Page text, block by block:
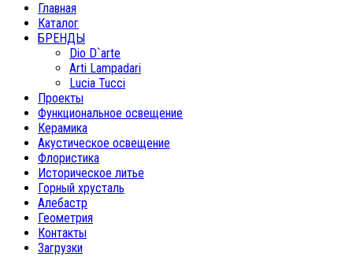
Главная
Каталог
БРЕНДЫ
Dio D`arte
Arti Lampadari
Lucia Tucci
Проекты
Функциональное освещение
Керамика
Акустическое освещение
Флористика
Историческое литье
Горный хрусталь
Алебастр
Геометрия
Контакты
Загрузки